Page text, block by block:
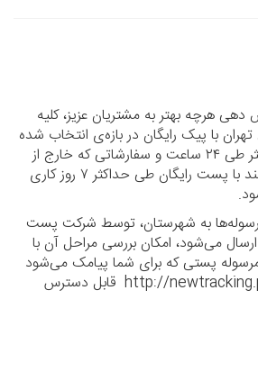
هرچه بهتر به مشتریان عزیز، کلیه
با پیک رایگان در بازه‌ی انتخاب شده
توسط شما، حداکثر طی ۲۴ ساعت و سفارشاتی که خارج از
شهر تهران می‌باشند با پست رایگان طی حداکثر ۷ روز کاری
مرسوله‌ها به شهرستان، توسط شرکت پست
می‌شود، امکان بررسی مراحل آن با
پستی که برای شما پیامک می‌شود
در سایت http://newtracking.post.ir قابل دسترس